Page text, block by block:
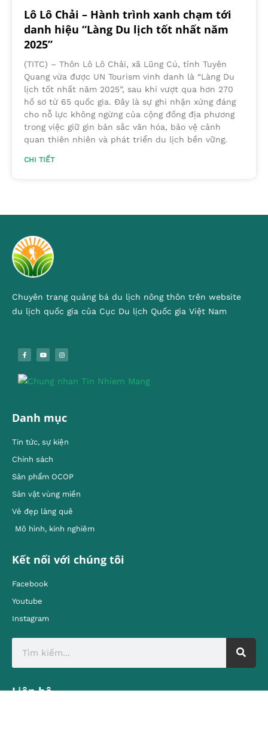
Lô Lô Chải – Hành trình xanh chạm tới
danh hiệu “Làng Du lịch tốt nhất năm
2025”
(TITC) – Thôn Lô Lô Chải, xã Lũng Cú, tỉnh Tuyên
Quang vừa được UN Tourism vinh danh là “Làng Du
lịch tốt nhất năm 2025”, sau khi vượt qua hơn 270
hồ sơ từ 65 quốc gia. Đây là sự ghi nhận xứng đáng
cho nỗ lực không ngừng của cộng đồng địa phương
trong việc giữ gìn bản sắc văn hóa, bảo vệ cảnh
quan thiên nhiên và phát triển du lịch bền vững.
CHI TIẾT
Chuyên trang quảng bá du lịch nông thôn trên website
du lịch quốc gia của Cục Du lịch Quốc gia Việt Nam
Danh mục
Tin tức, sự kiện
Chính sách
Sản phẩm OCOP
Sản vật vùng miền
Vẻ đẹp làng quê
Mô hình, kinh nghiêm
Kết nối với chúng tôi
Facebook
Youtube
Instagram
Liên hệ